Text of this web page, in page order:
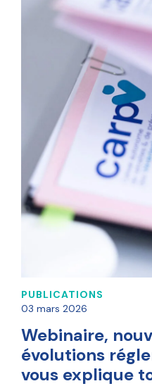
PUBLICATIONS
03 mars 2026
Webinaire,
évolutions
vous explique